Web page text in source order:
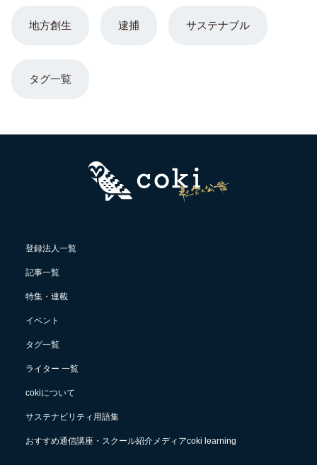
地方創生 逮捕 サステナブル
タグ一覧
登録法人一覧
記事一覧
特集・連載
イベント
タグ一覧
ライター 一覧
cokiについて
サステナビリティ用語集
おすすめ通信講座・スクール紹介メディアcoki learning